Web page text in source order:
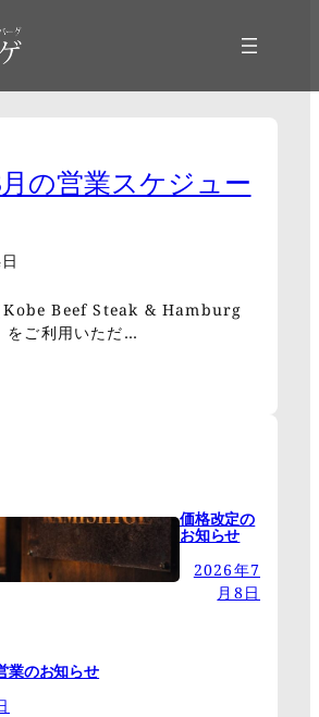
の営業スケジュー
Kobe Beef Steak & Hamburg
ご利用いただ…
価格改定の
お知らせ
2026年7
月8日
のお知らせ